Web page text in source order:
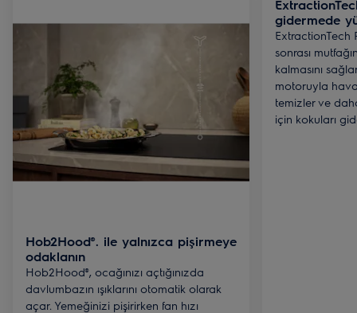
Hob2Hood®. ile yalnızca pişirmeye
odaklanın
Hob2Hood®, ocağınızı açtığınızda
davlumbazın ışıklarını otomatik olarak
açar. Yemeğinizi pişirirken fan hızı
gidermede
ExtractionTech
sonrası
kalmasını
motoruyla
temizler ve
için kokuları